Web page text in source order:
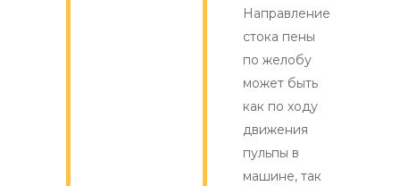
Направление
стока пены
по желобу
может быть
как по ходу
движения
пульпы в
машине, так